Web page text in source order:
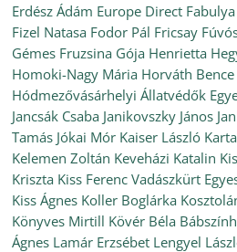
Erdész Ádám Europe Direct
Fizel Natasa Fodor Pál Fricsay
Gémes Fruzsina Gója Henrietta
Homoki-Nagy Mária Horváth Bence
Hódmezővásárhelyi Állatvédők
Jancsák Csaba Janikovszky János
Tamás Jókai Mór Kaiser László
Kelemen Zoltán Keveházi Katalin
Kriszta Kiss Ferenc Vadászkürt
Kiss Ágnes Koller Boglárka
Könyves Mirtill Kövér Béla
Ágnes Lamár Erzsébet Lengyel